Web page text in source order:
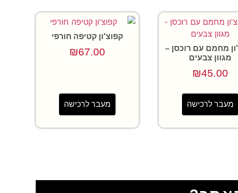
מחמם עם רוכסן –
מגוון צבעים
₪45.00
מעבר לרכישה
קפוצ'ון קטיפה חורפי
₪67.00
מעבר לרכישה